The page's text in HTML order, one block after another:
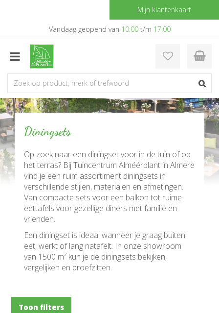
a
t
e
n
t
Mijn klantenkaart
Vandaag geopend van 10:00t/m 17:00
Diningsets
Op zoek naar een diningset voor in de tuin of op
het terras? Bij Tuincentrum Alméérplant in Almere
vind je een ruim assortiment diningsets in
verschillende stijlen, materialen en afmetingen.
Van compacte sets voor een balkon tot ruime
eettafels voor gezellige diners met familie en
vrienden.
Een diningset is ideaal wanneer je graag buiten
eet, werkt of lang natafelt. In onze showroom
van 1500 m² kun je de diningsets bekijken,
vergelijken en proefzitten.
Toon filters